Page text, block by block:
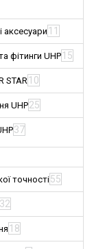
аксесуари 11
фітинги UHP 15
STAR 10
UHP25
37
точності55
32
18